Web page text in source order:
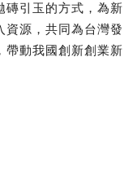
磚引玉的方式，為新
資源，共同為台灣發
帶動我國創新創業新